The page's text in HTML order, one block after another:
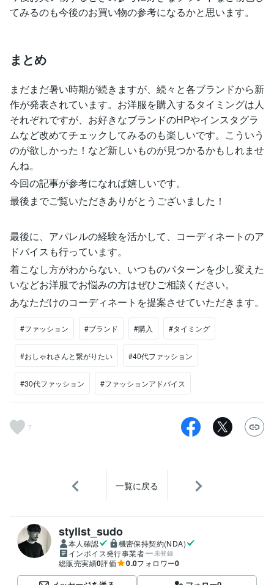
てみるのも今後のお買い物の参考になるかと思います。
まとめ
まだまだ暑い時期が続きますが、続々と各ブランドから新
作が発表されています。お洋服を購入するタイミングは人
それぞれですが、お好きなブランドのHPやインスタグラ
ムなど改めてチェックしてみるのも楽しいです。こういう
のが欲しかった！など新しいものが見つかるかもしれませ
んね。
今回の記事が参考になれば嬉しいです。
最後までご覧いただきありがとうございました！
最後に、アパレルの経験を活かして、コーディネートのア
ドバイスも行っています。
着こなし方がわからない、いつものパターンを少し変えた
いなどお洋服でお悩みの方はぜひご相談ください。
あなただけのコーディネートを提案させていただきます。
#ファッション #ブランド #購入 #タイミング
#おしゃれさんと繋がりたい #40代ファッション
#30代ファッション #ファッションアドバイス
7
一覧に戻る
stylist_sudo
本人確認
機密保持契約(NDA)
インボイス発行事業者
未登録
総販売実績0評価 0.0フォロワー0